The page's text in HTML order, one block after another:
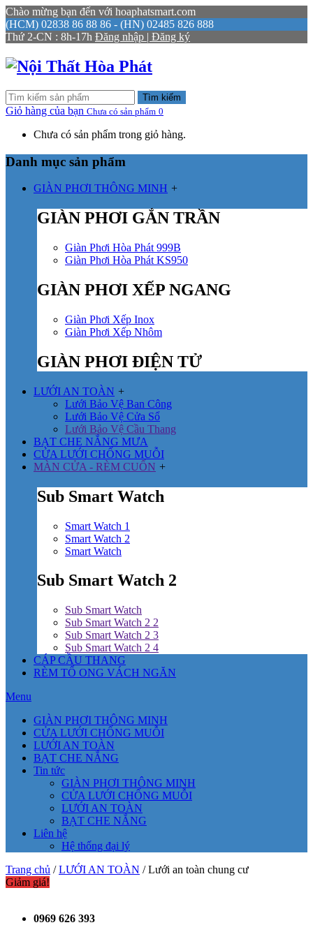
Chào mừng bạn đến với hoaphatsmart.com
(HCM) 02838 86 88 86 - (HN) 02485 826 888
Thứ 2-CN : 8h-17h Đăng nhập | Đăng ký
Tìm kiếm
Giỏ hàng của bạn Chưa có sản phẩm 0
Chưa có sản phẩm trong giỏ hàng.
Danh mục sản phẩm
GIÀN PHƠI THÔNG MINH +
GIÀN PHƠI GẮN TRẦN
Giàn Phơi Hòa Phát 999B
Giàn Phơi Hòa Phát KS950
GIÀN PHƠI XẾP NGANG
Giàn Phơi Xếp Inox
Giàn Phơi Xếp Nhôm
GIÀN PHƠI ĐIỆN TỬ
LƯỚI AN TOÀN +
Lưới Bảo Vệ Ban Công
Lưới Bảo Vệ Cửa Sổ
Lưới Bảo Vệ Cầu Thang
BẠT CHE NẮNG MƯA
CỬA LƯỚI CHỐNG MUỖI
MÀN CỬA - RÈM CUỐN +
Sub Smart Watch
Smart Watch 1
Smart Watch 2
Smart Watch
Sub Smart Watch 2
Sub Smart Watch
Sub Smart Watch 2 2
Sub Smart Watch 2 3
Sub Smart Watch 2 4
CÁP CẦU THANG
RÈM TỔ ONG VÁCH NGĂN
Menu
GIÀN PHƠI THÔNG MINH
CỬA LƯỚI CHỐNG MUỖI
LƯỚI AN TOÀN
BẠT CHE NẮNG
Tin tức
GIÀN PHƠI THÔNG MINH
CỬA LƯỚI CHỐNG MUỖI
LƯỚI AN TOÀN
BẠT CHE NẮNG
Liên hệ
Hệ thống đại lý
Trang chủ /LƯỚI AN TOÀN / Lưới an toàn chung cư
Giảm giá!
0969 626 393